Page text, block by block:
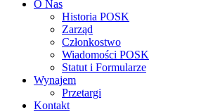
O Nas
Historia POSK
Zarząd
Członkostwo
Wiadomości POSK
Statut i Formularze
Wynajem
Przetargi
Kontakt